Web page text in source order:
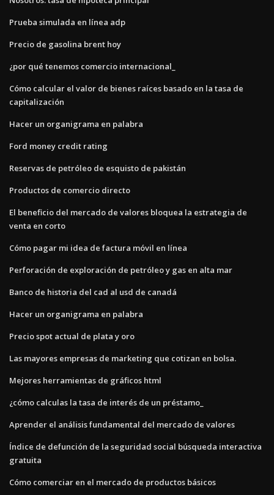
Prueba simulada en línea adp
Precio de gasolina brent hoy
¿por qué tenemos comercio internacional_
Cómo calcular el valor de bienes raíces basado en la tasa de
capitalización
Hacer un organigrama en palabra
Ford money credit rating
Reservas de petróleo de esquisto de pakistán
Productos de comercio directo
El beneficio del mercado de valores bloquea la estrategia de
venta en corto
Cómo pagar mi idea de factura móvil en línea
Perforación de exploración de petróleo y gas en alta mar
Banco de historia del cad al usd de canadá
Hacer un organigrama en palabra
Precio spot actual de plata y oro
Las mayores empresas de marketing que cotizan en bolsa.
Mejores herramientas de gráficos html
¿cómo calculas la tasa de interés de un préstamo_
Aprender el análisis fundamental del mercado de valores
Índice de defunción de la seguridad social búsqueda interactiva
gratuita
Cómo comerciar en el mercado de productos básicos